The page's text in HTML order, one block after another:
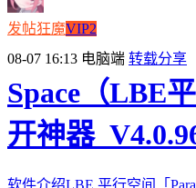
发帖狂魔VIP2
08-07 16:13 电脑端 转载分享
Space（LBE
开神器
软件介绍LBE 平行空间「